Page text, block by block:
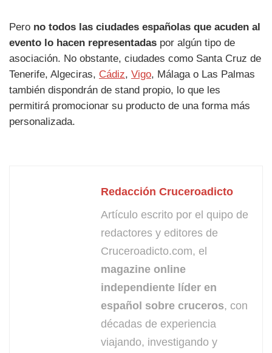
Pero no todos las ciudades españolas que acuden al
evento lo hacen representadas por algún tipo de
asociación. No obstante, ciudades como Santa Cruz de
Tenerife, Algeciras, Cádiz, Vigo, Málaga o Las Palmas
también dispondrán de stand propio, lo que les
permitirá promocionar su producto de una forma más
personalizada.
Redacción Cruceroadicto
Artículo escrito por el quipo de
redactores y editores de
Cruceroadicto.com, el
magazine online
independiente líder en
español sobre cruceros, con
décadas de experiencia
viajando, investigando y